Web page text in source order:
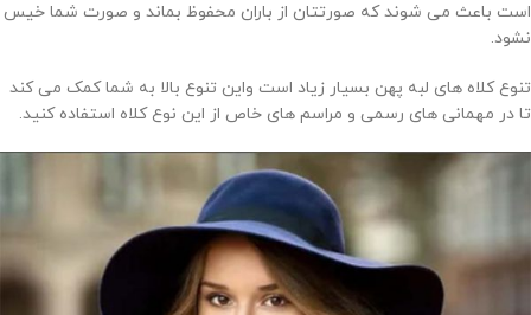
است باعث می شوند که صورتتان از باران محفوظ بماند و صورت شما خیس
نشود.
تنوع کلاه های لبه پهن بسیار زیاد است واین تنوع بالا به شما کمک می کند
تا در مهمانی های رسمی و مراسم های خاص از این نوع کلاه استفاده کنید.